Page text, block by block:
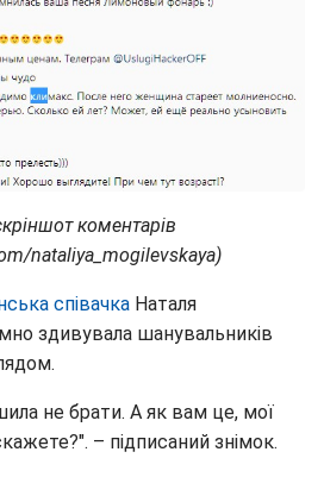
коментарів
nataliya_mogilevskaya)
співачка Наталя
здивувала шанувальників
не брати. А як вам це, мої
– підписаний знімок.